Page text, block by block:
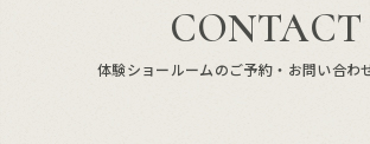
CONTACT
体験ショールームのご予約・お問い合わ